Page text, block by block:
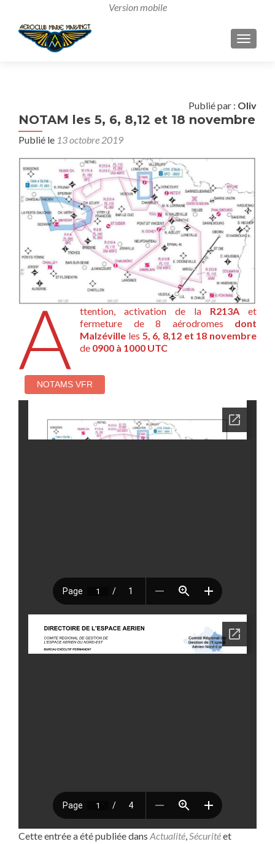
Publié par : Oliv
NOTAM les 5, 6, 8,12 et 18 novembre
Publié le 13 octobre 2019
A ttention, activation de la R213Aet
fermeture de 8 aérodromes dont
Malzéville les 5, 6, 8,12 et 18 novembre
de 0900 à 1000 UTC
Cette entrée a été publiée dans Actualité,Sécuritéet